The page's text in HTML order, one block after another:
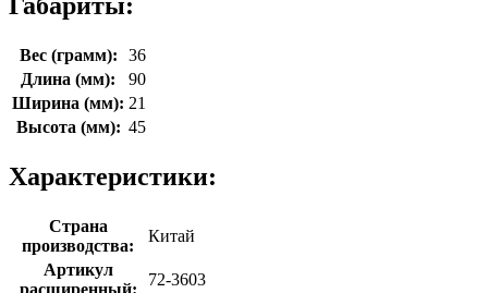
Вес (грамм):
36
Длина (мм):
90
Ширина (мм): 21
Высота (мм): 45
Характеристики:
Страна
производства:
Китай
Артикул
расширенный:
72-3603